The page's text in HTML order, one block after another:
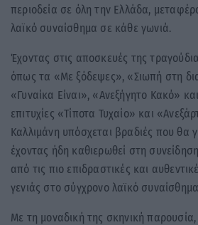
περιοδεία σε όλη την Ελλάδα,
λαϊκό συναίσθημα σε κάθε γωνιά.
Έχοντας στις αποσκευές της
όπως τα «Με ξόδεψες», «Σιωπή στη
«Γυναίκα Είναι», «Ανεξήγητο Κακό»
επιτυχίες «Τίποτα Τυχαίο» και
Καλλιμάνη υπόσχεται βραδιές που θα
έχοντας ήδη καθιερωθεί στη
από τις πιο επιδραστικές και
γενιάς στο σύγχρονο λαϊκό
Με τη μοναδική της σκηνική